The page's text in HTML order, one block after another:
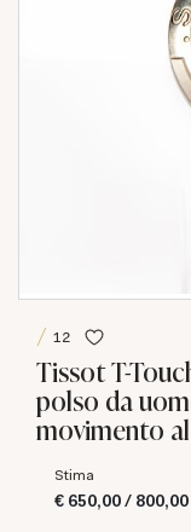
12
Tissot T-
polso da
movimento
Stima
€ 650,00 / 800,00